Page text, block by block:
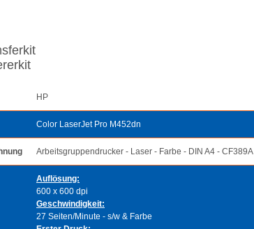
HP
Color LaserJet Pro M452dn
Arbeitsgruppendrucker - Laser - Farbe - DIN A4 - CF389A
Auflösung:
600 x 600 dpi
Geschwindigkeit:
27 Seiten/Minute - s/w & Farbe